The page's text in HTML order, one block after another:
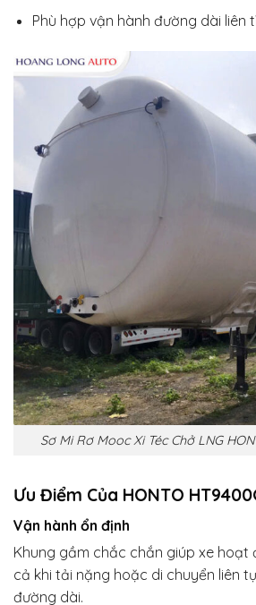
Phù hợp vận hành đường dài liên
Sơ Mi Rơ Mooc Xi Téc Chở LNG
Ưu Điểm Của HONTO
Vận hành ổn định
Khung gầm chắc chắn giúp xe hoạt
cả khi tải nặng hoặc di chuyển liên
đường dài.